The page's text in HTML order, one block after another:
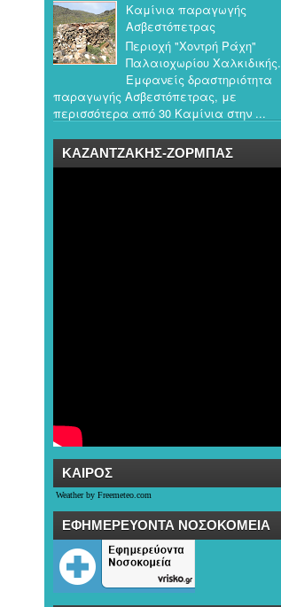
Καμίνια παραγωγής
Ασβεστόπετρας
Περιοχή "Χοντρή Ράχη"
Παλαιοχωρίου Χαλκιδικής.
Εμφανείς δραστηριότητα
παραγωγής Ασβεστόπετρας, με
περισσότερα από 30 Καμίνια στην ...
ΚΑΖΑΝΤΖΑΚΗΣ-ΖΟΡΜΠΑΣ
ΚΑΙΡOΣ
Weather by Freemeteo.com
ΕΦΗΜΕΡΕΥΟΝΤΑ ΝΟΣΟΚΟΜΕΙΑ